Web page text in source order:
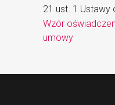
21 ust. 1 Ustawy
Wzór
umowy